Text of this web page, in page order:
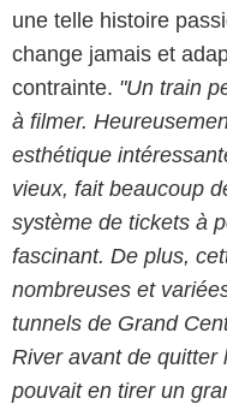
une telle histoire
change jamais et
contrainte. "Un train
à filmer.
esthétique
vieux, fait beaucoup
système de tickets à
fascinant. De plus,
nombreuses et
tunnels de Grand
River avant de quitter
pouvait en tirer un